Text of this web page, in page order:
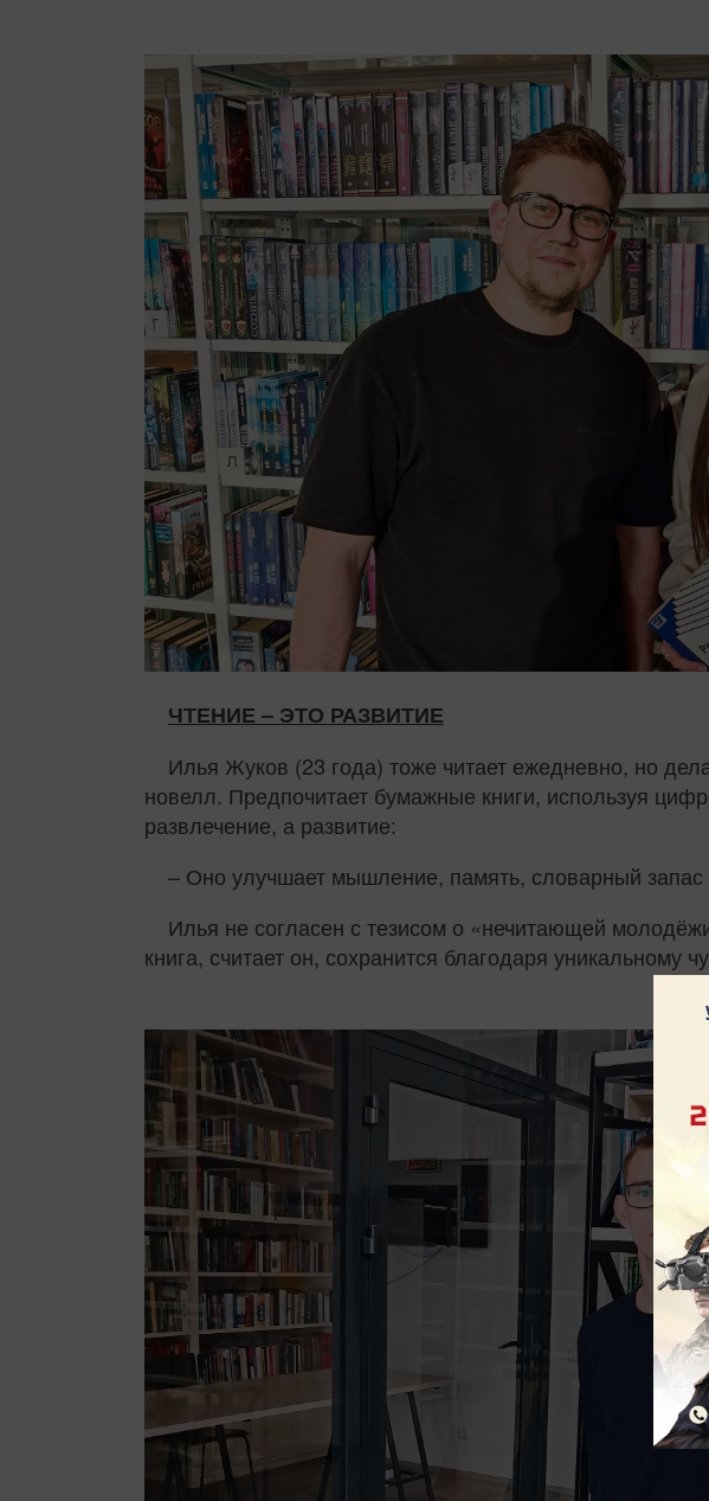
ЧТЕНИЕ – ЭТО РАЗВИТИЕ
Илья Жуков (23 года) тоже читает ежедневно, но
новелл. Предпочитает бумажные книги, используя
развлечение, а развитие:
– Оно улучшает мышление, память, словарный
Илья не согласен с тезисом о «нечитающей
книга, считает он, сохранится благодаря